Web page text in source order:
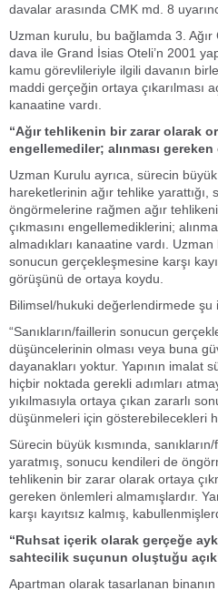
davalar arasında CMK md. 8
Uzman kurulu, bu bağlamda 3.
dava ile Grand İsias Oteli’n 2001
kamu görevlileriyle ilgili davanın
maddi gerçeğin ortaya çıkarılması
kanaatine vardı.
“Ağır tehlikenin bir zarar olarak
engellemediler; alınması gereken
Uzman Kurulu ayrıca, sürecin büyük
hareketlerinin ağır tehlike yarattığı,
öngörmelerine rağmen ağır
çıkmasını engellemediklerini;
almadıkları kanaatine vardı.
sonucun gerçekleşmesine karşı
görüşünü de ortaya koydu.
Bilimsel/hukuki değerlendirmede şu
“Sanıkların/faillerin sonucun
düşüncelerinin olması veya buna
dayanakları yoktur. Yapının imalat
hiçbir noktada gerekli adımları
yıkılmasıyla ortaya çıkan zararlı
düşünmeleri için gösterebilecekleri
Sürecin büyük kısmında,
yaratmış, sonucu kendileri de
tehlikenin bir zarar olarak ortaya
gereken önlemleri almamışlardır.
karşı kayıtsız kalmış,
“Ruhsat içerik olarak gerçeğe
sahtecilik suçunun oluştuğu
Apartman olarak tasarlanan